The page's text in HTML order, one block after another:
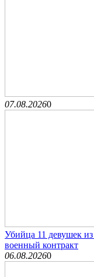
07.08.20260
Убийца 11 девушек
военный контракт
06.08.20260